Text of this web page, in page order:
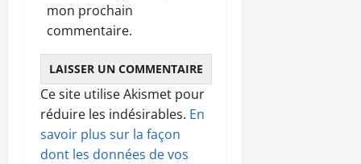
mon prochain
commentaire.
Ce site utilise Akismet pour
réduire les indésirables. En
savoir plus sur la façon
dont les données de vos